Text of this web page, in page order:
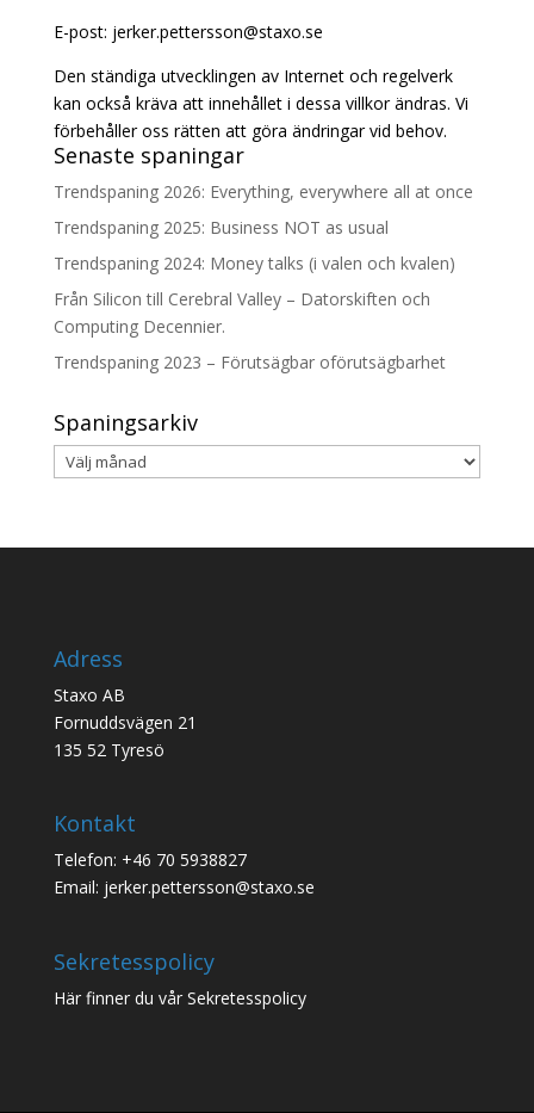
E-post: jerker.pettersson@staxo.se
Den ständiga utvecklingen av Internet och regelverk
kan också kräva att innehållet i dessa villkor ändras. Vi
förbehåller oss rätten att göra ändringar vid behov.
Senaste spaningar
Trendspaning 2026: Everything, everywhere all at once
Trendspaning 2025: Business NOT as usual
Trendspaning 2024: Money talks (i valen och kvalen)
Från Silicon till Cerebral Valley – Datorskiften och
Computing Decennier.
Trendspaning 2023 – Förutsägbar oförutsägbarhet
Spaningsarkiv
Spaningsarkiv
Adress
Staxo AB
Fornuddsvägen 21
135 52 Tyresö
Kontakt
Telefon: +46 70 5938827
Email: jerker.pettersson@staxo.se
Sekretesspolicy
Här finner du vår Sekretesspolicy